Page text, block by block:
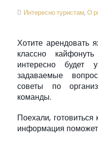
Интересно туристам, О
Хотите арендовать
классно
интересно будет
задаваемые
советы по
команды.
Поехали,
информация